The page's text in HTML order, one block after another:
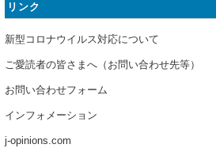
リンク
新型コロナウイルス対応について
ご愛読者の皆さまへ（お問い合わせ先等）
お問い合わせフォーム
インフォメーション
j-opinions.com